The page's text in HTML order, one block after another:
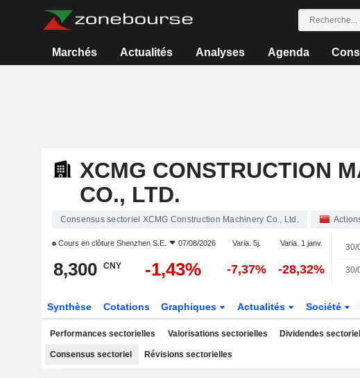
Marchés Actualités Analyses Agenda
XCMG CONSTRUCTION
CO., LTD.
Consensus sectoriel XCMG Construction Machinery Co., Ltd.
Cours en clôture Shenzhen S.E. 07/08/2026 Varia. 5j. Varia. 1 janv.
8,300 CNY -1,43% -7,37% -28,32%
30/
30/
Synthèse Cotations Graphiques Actualités Société
Performances sectorielles Valorisations sectorielles Dividendes
Consensus sectoriel Révisions sectorielles